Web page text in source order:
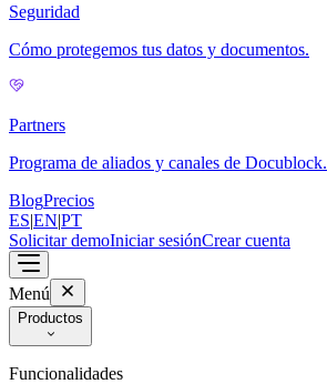
Seguridad
Cómo protegemos tus datos y documentos.
Partners
Programa de aliados y canales de Docublock.
BlogPrecios
ES|EN|PT
Solicitar demoIniciar sesiónCrear cuenta
Menú
Productos
Funcionalidades